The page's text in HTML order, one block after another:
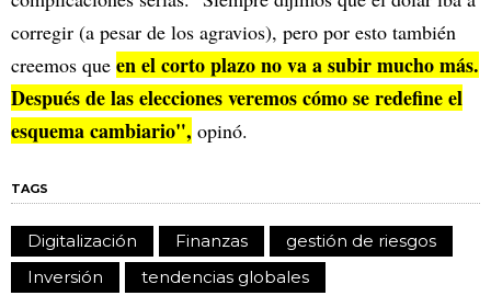
corregir (a pesar de los agravios), pero por esto también
creemos que en el corto plazo no va a subir mucho más.
Después de las elecciones veremos cómo se redefine el
esquema cambiario", opinó.
TAGS
Digitalización Finanzas
gestión de riesgos
Inversión
tendencias globales